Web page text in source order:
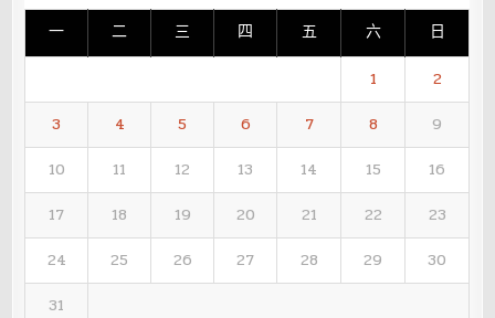
一 二 三 四 五 六 日
1
2
3
4 5 6 7 8
9
10
11 12 13 14 15
16
17
18 19 20 21 22
23
24
25 26 27 28 29
30
31